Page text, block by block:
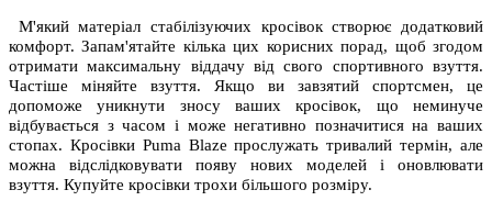
М'який матеріал стабілізуючих кросівок створює додатковий
комфорт. Запам'ятайте кілька цих корисних порад, щоб згодом
отримати максимальну віддачу від свого спортивного взуття.
Частіше міняйте взуття. Якщо ви завзятий спортсмен, це
допоможе уникнути зносу ваших кросівок, що неминуче
відбувається з часом і може негативно позначитися на ваших
стопах. Кросівки Puma Blaze прослужать тривалий термін, але
можна відслідковувати появу нових моделей і оновлювати
взуття. Купуйте кросівки трохи більшого розміру.